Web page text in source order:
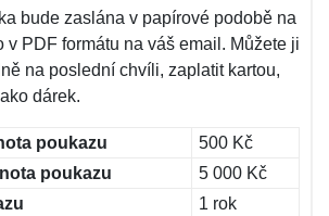
bude zaslána v papírové podobě na
v PDF formátu na váš email. Můžete ji
na poslední chvíli, zaplatit kartou,
dárek.
poukazu
500 Kč
poukazu
5 000 Kč
1 rok